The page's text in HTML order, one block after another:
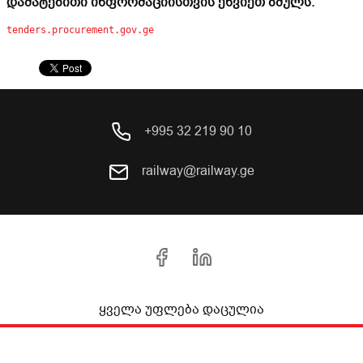
tenders.procurement.gov.ge
+995 32 219 90 10
railway@railway.ge
ყველა უფლება დაცულია